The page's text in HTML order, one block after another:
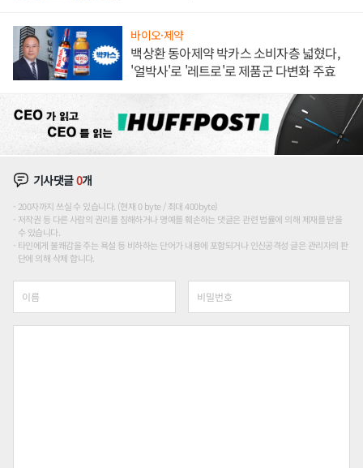
바이오·제약
백상환 동아제약 박카스 소비자층 넓혔다,
'얼박사'로 '레트로'로 제품군 다변화 주효
기사댓글0개
200자까지 쓰실 수 있습니다. (현재 0 byte / 최대 400byte)
저작권 등 다른 사람의 권리를 침해하거나 명예를 훼손하는 댓글은 관련 법률에 의해 제재를 받을
수 있습니다.
타인에게 불쾌감을 주는 욕설 등 비하하는 단어가 내용에 포함되거나 인신공격성 글은 관리자의 판
단에 의해 삭제 합니다.